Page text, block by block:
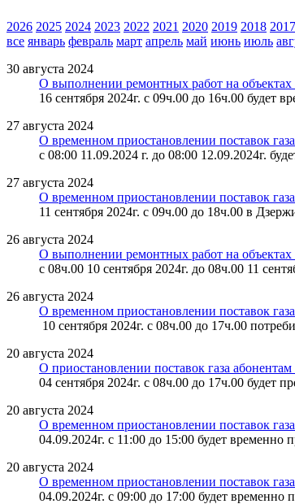
2026 2025 2024 2023 2022 2021 2020 2019 2018 2017
все январь февраль март апрель май июнь июль
30 августа 2024
О выполнении ремонтных работ на объектах
16 сентября 2024г. с 09ч.00 до 16ч.00 будет
27 августа 2024
О временном приостановлении поставок
с 08:00 11.09.2024 г. до 08:00 12.09.2024г.
27 августа 2024
О временном приостановлении поставок
11 сентября 2024г. с 09ч.00 до 18ч.00 в
26 августа 2024
О выполнении ремонтных работ на объектах
с 08ч.00 10 сентября 2024г. до 08ч.00 11
26 августа 2024
О временном приостановлении поставок
10 сентября 2024г. с 08ч.00 до 17ч.00
20 августа 2024
О приостановлении поставок газа
04 сентября 2024г. с 08ч.00 до 17ч.00 будет
20 августа 2024
О временном приостановлении поставок
04.09.2024г. с 11:00 до 15:00 будет временно
20 августа 2024
О временном приостановлении поставок
04.09.2024г. с 09:00 до 17:00 будет временно